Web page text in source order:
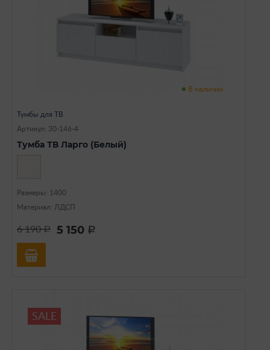
В наличии
Тумбы для ТВ
Артикул: 30-146-4
Тумба ТВ Ларго (Белый)
Размеры: 1400
Материал: ЛДСП
6 190a 5 150 a
SALE